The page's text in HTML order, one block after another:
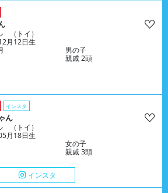
（トイ）
月12日生
男の子
親戚 2頭
インスタ
ん
（トイ）
月18日生
女の子
親戚 3頭
インスタ